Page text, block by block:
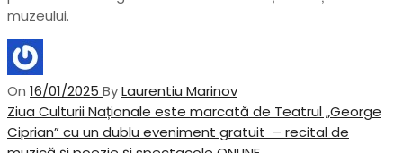
muzeului.
On 16/01/2025 ByLaurentiu Marinov
Navigare
în
Previous
Post
Ziua Culturii Naționale este marcată de Teatrul „George
Ciprian” cu un dublu eveniment gratuit – recital de